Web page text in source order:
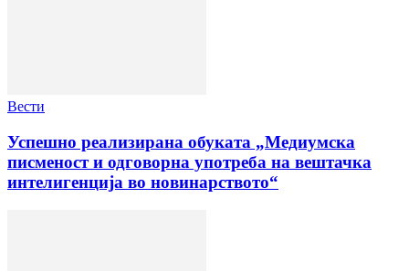
Вести
Успешно реализирана обуката „Медиумска
писменост и одговорна употреба на вештачка
интелигенција во новинарството“